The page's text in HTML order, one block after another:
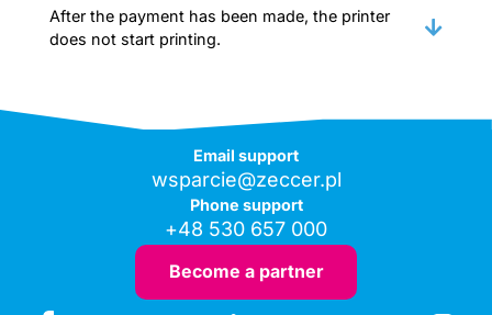
After the payment has been made, the printer
does not start printing.
Email support
wsparcie@zeccer.pl
Phone support
+48 530 657 000
Become a partner